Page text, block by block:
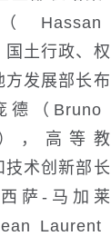
国土行政、权
方发展部长布
德（Bruno
，高等教
技术创新部长
萨-马加莱
Laurent